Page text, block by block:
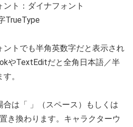
ト：ダイナフォント
TrueType
トでも半角英数字だと表示され
やTextEditだと全角日本語／半
。
合は「 」（スペース）もしくは
き換わります。キャラクターウ